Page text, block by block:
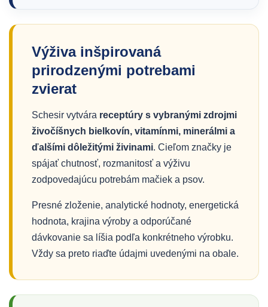
Výživa inšpirovaná
prirodzenými potrebami
zvierat
Schesir vytvára receptúry s vybranými zdrojmi
živočíšnych bielkovín, vitamínmi, minerálmi a
ďalšími dôležitými živinami. Cieľom značky je
spájať chutnosť, rozmanitosť a výživu
zodpovedajúcu potrebám mačiek a psov.
Presné zloženie, analytické hodnoty, energetická
hodnota, krajina výroby a odporúčané
dávkovanie sa líšia podľa konkrétneho výrobku.
Vždy sa preto riaďte údajmi uvedenými na obale.